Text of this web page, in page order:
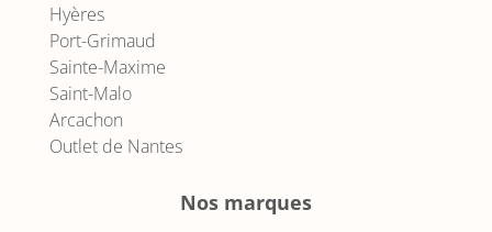
Hyères
Port-Grimaud
Sainte-Maxime
Saint-Malo
Arcachon
Outlet de Nantes
Nos marques